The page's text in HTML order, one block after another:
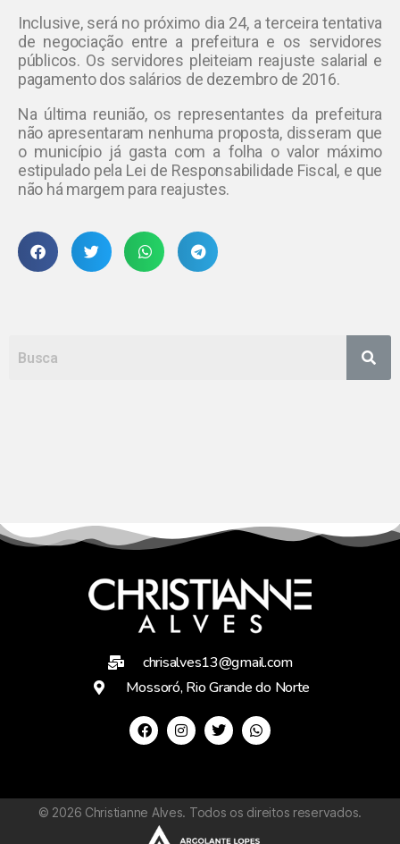
Inclusive, será no próximo dia 24, a terceira tentativa
de negociação entre a prefeitura e os servidores
públicos. Os servidores pleiteiam reajuste salarial e
pagamento dos salários de dezembro de 2016.
Na última reunião, os representantes da prefeitura
não apresentaram nenhuma proposta, disseram que
o município já gasta com a folha o valor máximo
estipulado pela Lei de Responsabilidade Fiscal, e que
não há margem para reajustes.
chrisalves13@gmail.com
Mossoró, Rio Grande do Norte
© 2026 Christianne Alves. Todos os direitos reservados.